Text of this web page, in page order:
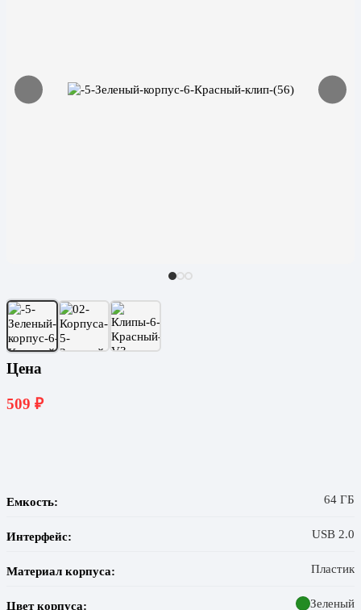
Цена
509 ₽
Емкость: 64 ГБ
Интерфейс: USB 2.0
Материал корпуса: Пластик
Цвет корпуса: Зеленый